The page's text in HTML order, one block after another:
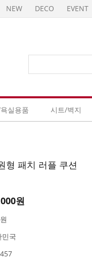
NEW DECO EVENT
실용품 시트/벽지
형 패치 러플 쿠션
원
민국